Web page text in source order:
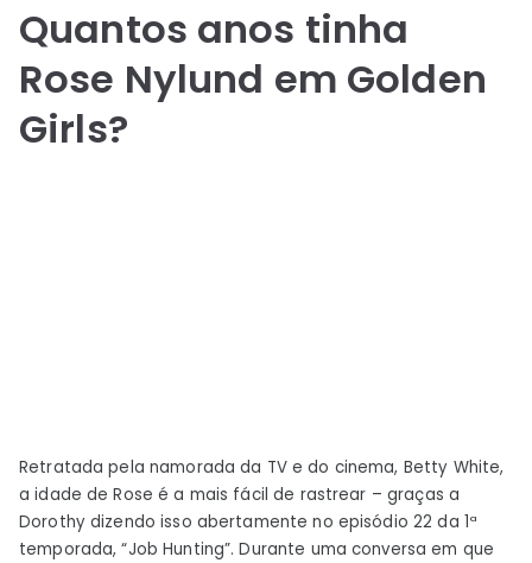
Quantos anos tinha
Rose Nylund em Golden
Girls?
Retratada pela namorada da TV e do cinema, Betty White,
a idade de Rose é a mais fácil de rastrear – graças a
Dorothy dizendo isso abertamente no episódio 22 da 1ª
temporada, “Job Hunting”. Durante uma conversa em que